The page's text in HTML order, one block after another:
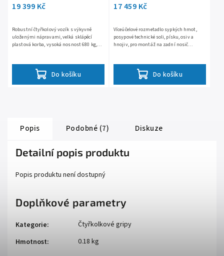
19 399 Kč
Do košíku
Robustní čtyřkolový vozík s výkyvně
uloženými nápravami, velká sklápěcí
plastová korba, vysoká nosnost 680 kg,
17 459 Kč
Do košíku
Víceúčelové rozmetadlo sypkých hmot,
posypové technické soli, písku, osiv a
hnojiv, pro montáž na zadní nosič
Popis Podobné (7) Diskuze
Detailní popis produktu
Popis produktu není dostupný
Doplňkové parametry
Kategorie:
Čtyřkolkové gripy
Hmotnost:
0.18 kg